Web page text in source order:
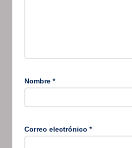
Nombre *
Correo electrónico *